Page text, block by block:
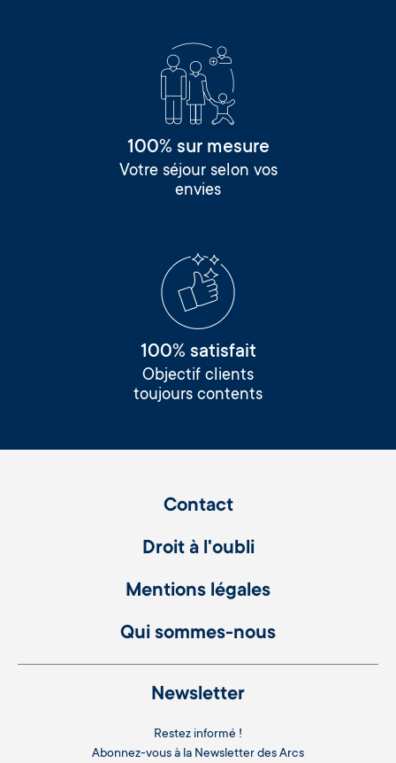
100% sur mesure
Votre séjour selon vos
envies
100% satisfait
Objectif clients
toujours contents
Contact
Droit à l'oubli
Mentions légales
Qui sommes-nous
Newsletter
Restez informé !
Abonnez-vous à la Newsletter des Arcs